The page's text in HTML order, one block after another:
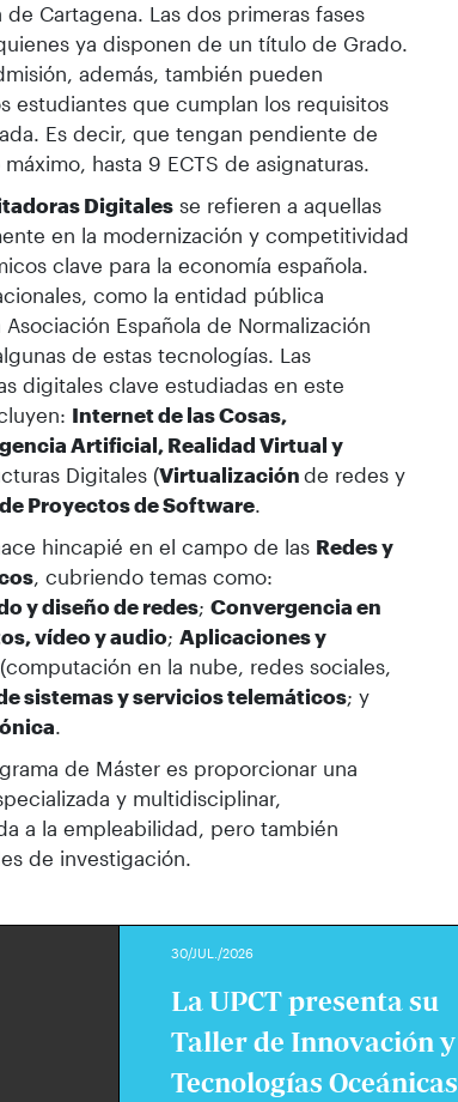
Cartagena. Las dos primeras fases
ya disponen de un título de Grado.
además, también pueden
estudiantes que cumplan los requisitos
Es decir, que tengan pendiente de
hasta 9 ECTS de asignaturas.
Digitales se refieren a aquellas
en la modernización y competitividad
clave para la economía española.
como la entidad pública
Española de Normalización
de estas tecnologías. Las
digitales clave estudiadas en este
Internet de las Cosas,
Artificial, Realidad Virtual y
Digitales (Virtualizaciónde redes y
Proyectos de Software.
hincapié en el campo de las Redes y
, cubriendo temas como:
y diseño de redes;Convergencia en
vídeo y audio;Aplicaciones y
(computación en la nube, redes sociales,
sistemas y servicios telemáticos; y
.
de Máster es proporcionar una
y multidisciplinar,
a la empleabilidad, pero también
de investigación.
30/JUL./2026
La UPCT presenta su
Taller de Innovación y
Tecnologías Oceánicas